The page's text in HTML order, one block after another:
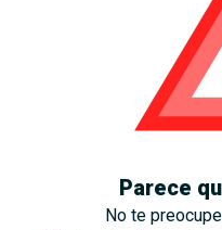
Parece
No te